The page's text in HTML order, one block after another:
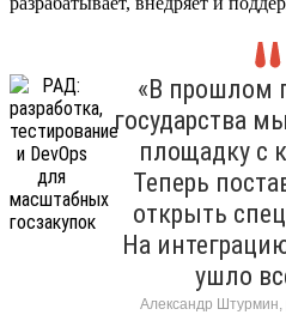
«В прошлом
государства
площадку с
Теперь
открыть
На
ушло
Александр Штурмин,